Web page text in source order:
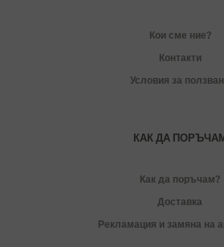
Кои сме ние?
Контакти
Условия за
КАК ДА
Как да поръчам?
Доставка
Рекламация и замяна на